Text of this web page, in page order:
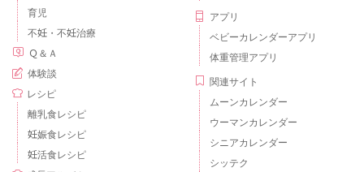
育児
不妊・不妊治療
Ｑ＆Ａ
体験談
レシピ
離乳食レシピ
妊娠食レシピ
妊活食レシピ
アプリ
ベビーカレンダーアプリ
体重管理アプリ
関連サイト
ムーンカレンダー
ウーマンカレンダー
シニアカレンダー
シッテク